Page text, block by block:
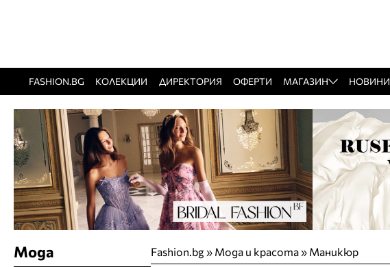
FASHION.BG КОЛЕКЦИИ ДИРЕКТОРИЯ ОФЕРТИ МАГАЗИН НОВИНИ
Fashion.bg» Мода и красота» Маникюр
Мода